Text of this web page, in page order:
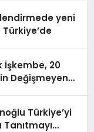
yeni
İşkembe, 20
Değişmeyen
Türkiye’yi